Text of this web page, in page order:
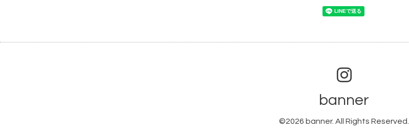
banner
©2026 banner. All Rights Reserved.